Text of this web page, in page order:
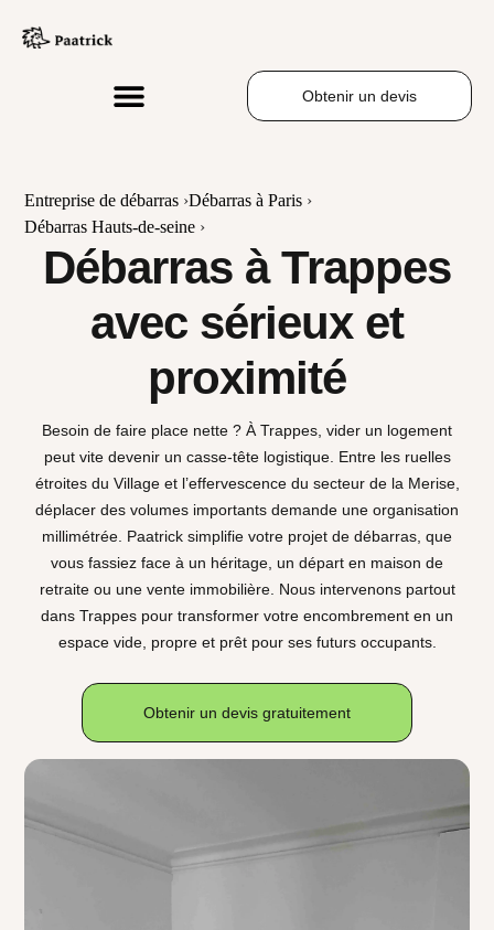
Obtenir un devis
Entreprise de débarras ›Débarras à Paris ›
Débarras Hauts-de-seine ›
Débarras à Trappes
avec sérieux et
proximité
Besoin de faire place nette ? À Trappes, vider un logement
peut vite devenir un casse-tête logistique. Entre les ruelles
étroites du Village et l’effervescence du secteur de la Merise,
déplacer des volumes importants demande une organisation
millimétrée. Paatrick simplifie votre projet de débarras, que
vous fassiez face à un héritage, un départ en maison de
retraite ou une vente immobilière. Nous intervenons partout
dans Trappes pour transformer votre encombrement en un
espace vide, propre et prêt pour ses futurs occupants.
Obtenir un devis gratuitement